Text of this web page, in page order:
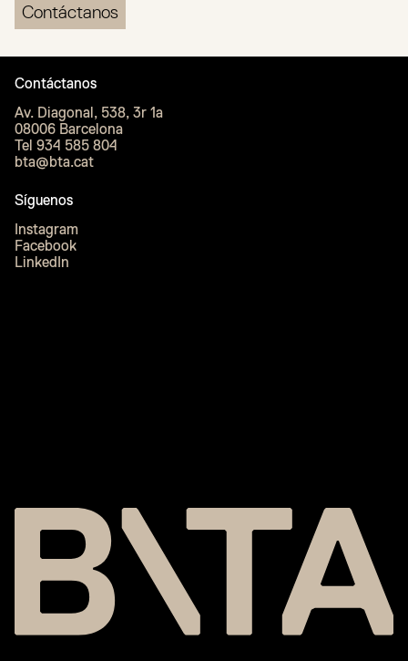
Contáctanos
Contáctanos
Av. Diagonal, 538, 3r 1a
08006 Barcelona
Tel 934 585 804
bta@bta.cat
Síguenos
Instagram
Facebook
LinkedIn